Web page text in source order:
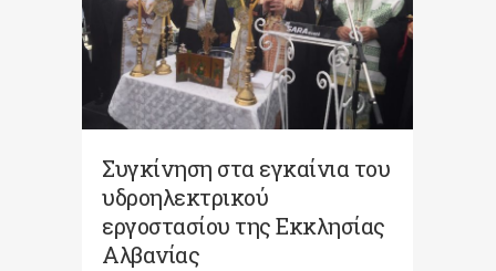
Συγκίνηση στα εγκαίνια του
υδροηλεκτρικού
εργοστασίου της Εκκλησίας
Αλβανίας